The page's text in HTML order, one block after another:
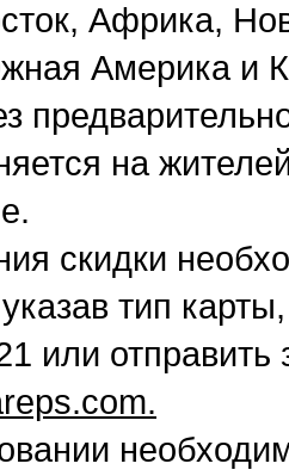
Африка,
Америка и
на
скидки
тип
или отправить